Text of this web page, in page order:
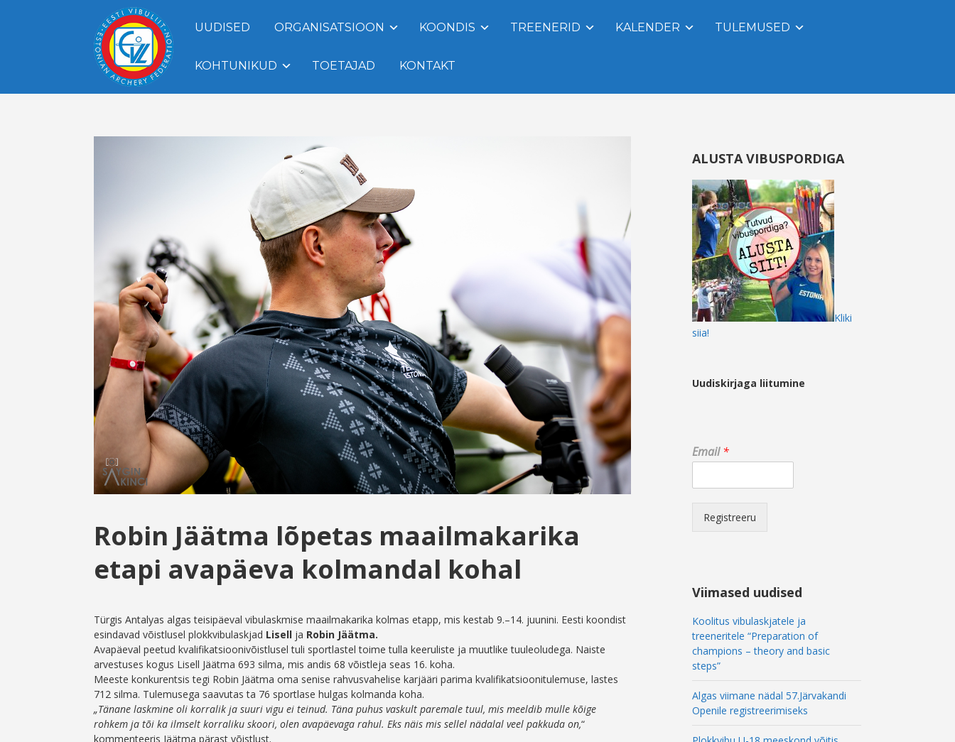
UUDISED ORGANISATSIOON KOONDIS TREENERID KALENDER TULEMUSED
KOHTUNIKUD TOETAJAD KONTAKT
Robin Jäätma lõpetas maailmakarika
etapi avapäeva kolmandal kohal
Türgis Antalyas algas teisipäeval vibulaskmise maailmakarika kolmas etapp, mis kestab 9.–14. juunini. Eesti koondist
esindavad võistlusel plokkvibulaskjad Lisell ja Robin Jäätma.
Avapäeval peetud kvalifikatsioonivõistlusel tuli sportlastel toime tulla keeruliste ja muutlike tuuleoludega. Naiste
arvestuses kogus Lisell Jäätma 693 silma, mis andis 68 võistleja seas 16. koha.
Meeste konkurentsis tegi Robin Jäätma oma senise rahvusvahelise karjääri parima kvalifikatsioonitulemuse, lastes
712 silma. Tulemusega saavutas ta 76 sportlase hulgas kolmanda koha.
„Tänane laskmine oli korralik ja suuri vigu ei teinud. Täna puhus vaskult paremale tuul, mis meeldib mulle kõige
rohkem ja tõi ka ilmselt korraliku skoori, olen avapäevaga rahul. Eks näis mis sellel nädalal veel pakkuda on,“
kommenteeris Jäätma pärast võistlust.
ALUSTA VIBUSPORDIGA
Kliki
siia!
Uudiskirjaga liitumine
E
m
i
E
m
a
i
l
Email*
Registreeru
Viimased uudised
Koolitus vibulaskjatele ja
treeneritele “Preparation of
champions – theory and basic
steps”
Algas viimane nädal 57.Järvakandi
Openile registreerimiseks